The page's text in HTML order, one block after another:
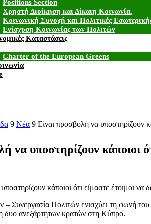
Positions Section
Χρηστή Διοίκηση και Δίκαιη Κοινωνία.
Κοινωνική Συνοχή και Πολιτικές
Ενίσχυση Κοινωνίας των Πολιτών
Καταστάσεις
Charter of the European Greens
9 Νέα 9 Είναι προσβολή να υποστηρίζουν
να υποστηρίζουν κάποιοι
Συνεργασία Πολιτών ενισχύει τη φωνή του
δυο ανεξάρτητων κρατών στη Κύπρο.